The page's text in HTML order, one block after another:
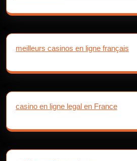
meilleurs casinos en ligne français
casino en ligne legal en France